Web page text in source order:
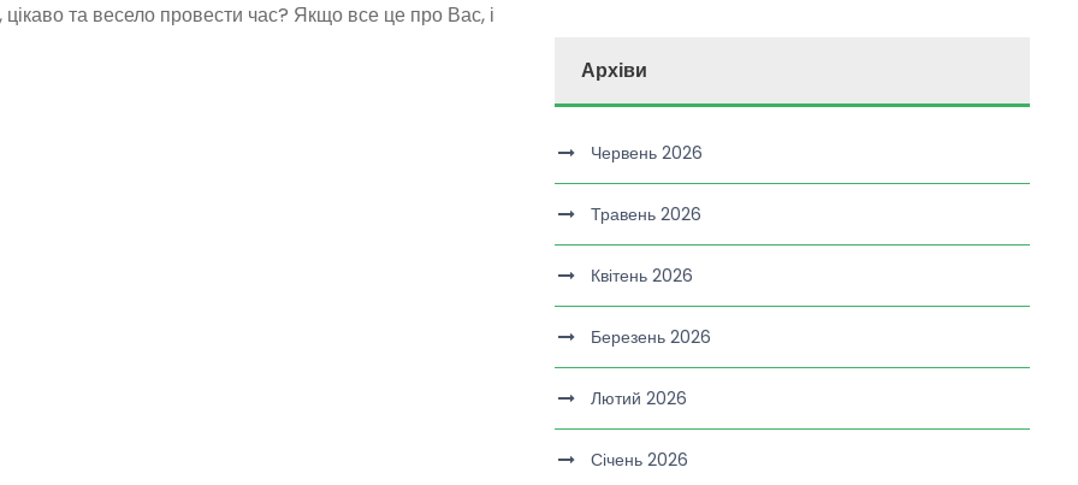
та весело провести час? Якщо все це про Вас, і
Архіви
Червень 2026
Травень 2026
Квітень 2026
Березень 2026
Лютий 2026
Січень 2026